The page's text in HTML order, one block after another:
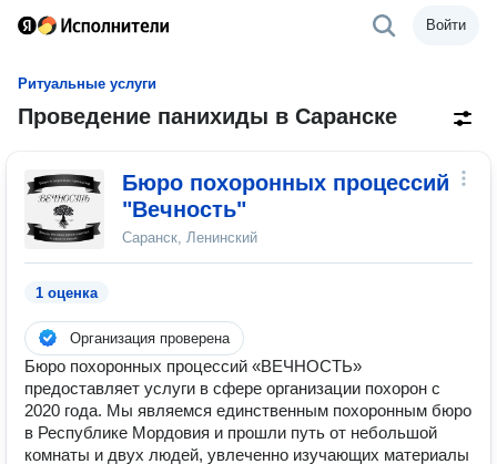
Войти
Ритуальные услуги
Проведение панихиды в Саранске
Бюро похоронных процессий
"Вечность"
Саранск, Ленинский
1 оценка
Организация проверена
Бюро похоронных процессий «ВЕЧНОСТЬ»
предоставляет услуги в сфере организации похорон с
2020 года. Мы являемся единственным похоронным бюро
в Республике Мордовия и прошли путь от небольшой
комнаты и двух людей, увлеченно изучающих материалы